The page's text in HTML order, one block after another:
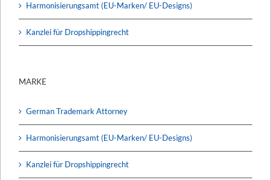
Harmonisierungsamt (EU-Marken/ EU-Designs)
Kanzlei für Dropshippingrecht
MARKE
German Trademark Attorney
Harmonisierungsamt (EU-Marken/ EU-Designs)
Kanzlei für Dropshippingrecht